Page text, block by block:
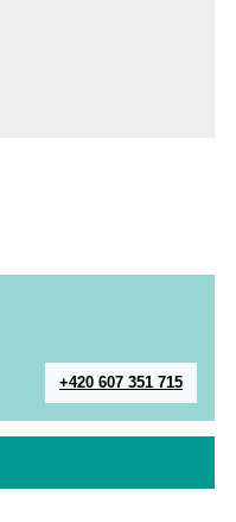
+420 607 351 715